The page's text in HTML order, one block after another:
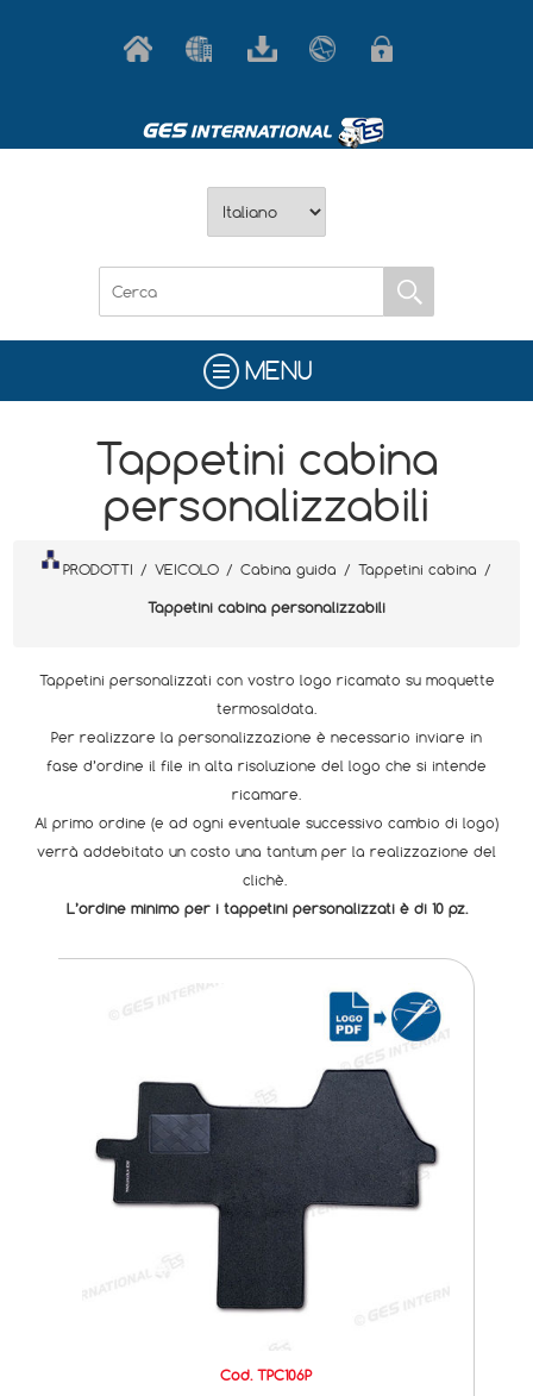
MENU
Tappetini cabina
personalizzabili
PRODOTTI / VEICOLO / Cabina guida / Tappetini cabina /
Tappetini cabina personalizzabili
Tappetini personalizzati con vostro logo ricamato su moquette
termosaldata.
Per realizzare la personalizzazione è necessario inviare in
fase d’ordine il file in alta risoluzione del logo che si intende
ricamare.
Al primo ordine (e ad ogni eventuale successivo cambio di logo)
verrà addebitato un costo una tantum per la realizzazione del
clichè.
L’ordine minimo per i tappetini personalizzati è di 10 pz.
Cod. TPC106P